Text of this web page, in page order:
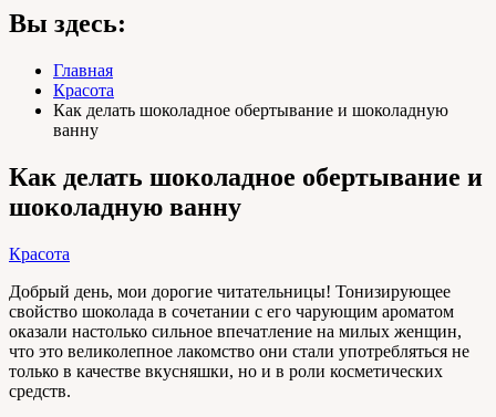
Вы здесь:
Главная
Красота
Как делать шоколадное обертывание и шоколадную
ванну
Как делать шоколадное обертывание и
шоколадную ванну
Красота
Добрый день, мои дорогие читательницы! Тонизирующее
свойство шоколада в сочетании с его чарующим ароматом
оказали настолько сильное впечатление на милых женщин,
что это великолепное лакомство они стали употребляться не
только в качестве вкусняшки, но и в роли косметических
средств.